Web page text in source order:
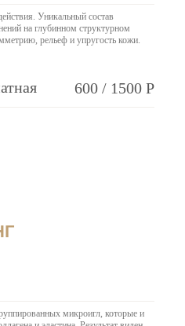
Уникальный состав
на глубинном структурном
рельеф и упругость кожи.
600 / 1500 Р
микроигл, которые и